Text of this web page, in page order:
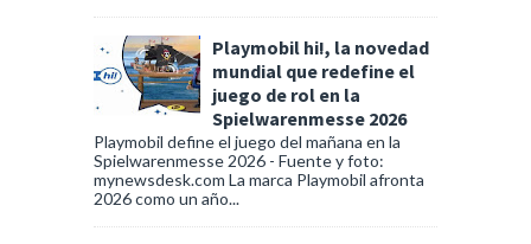
Playmobil hi!, la novedad
mundial que redefine el
juego de rol en la
Spielwarenmesse 2026
Playmobil define el juego del mañana en la
Spielwarenmesse 2026 - Fuente y foto:
mynewsdesk.com La marca Playmobil afronta
2026 como un año...